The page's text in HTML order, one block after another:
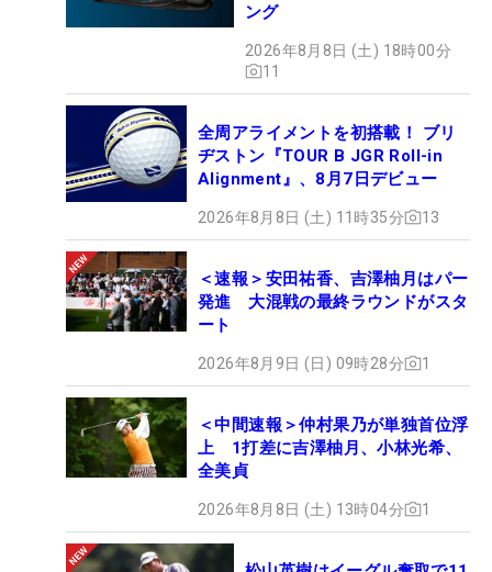
ング
2026年8月8日 (土) 18時00分
11
全周アライメントを初搭載！ ブリ
ヂストン『TOUR B JGR Roll-in
Alignment』、8月7日デビュー
2026年8月8日 (土) 11時35分 13
＜速報＞安田祐香、吉澤柚月はパー
発進 大混戦の最終ラウンドがスタ
ート
2026年8月9日 (日) 09時28分 1
＜中間速報＞仲村果乃が単独首位浮
上 1打差に吉澤柚月、小林光希、
全美貞
2026年8月8日 (土) 13時04分 1